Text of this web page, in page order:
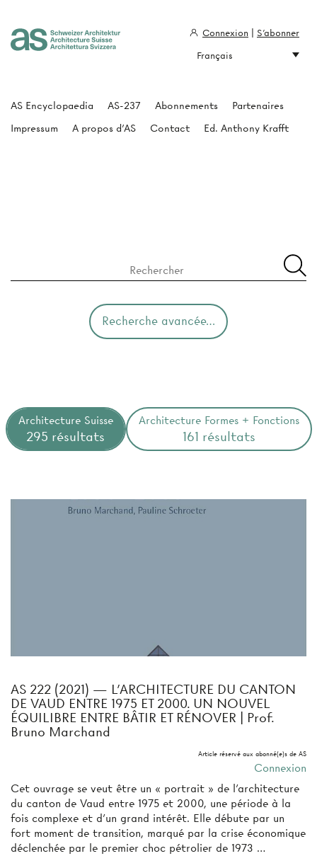
Recherche avancée…
Architecture Suisse
295 résultats
Architecture Formes + Fonctions
161 résultats
AS 222 (2021) — L’ARCHITECTURE DU CANTON
DE VAUD ENTRE 1975 ET 2000. UN NOUVEL
ÉQUILIBRE ENTRE BÂTIR ET RÉNOVER | Prof.
Bruno Marchand
Article réservé aux abonné(e)s de AS
Connexion
Cet ouvrage se veut être un « portrait » de l’architecture
du canton de Vaud entre 1975 et 2000, une période à la
fois complexe et d’un grand intérêt. Elle débute par un
fort moment de transition, marqué par la crise économique
déclenchée par le premier choc pétrolier de 1973 …
AS Encyclopaedia AS-237 Abonnements
Partenaires
Impressum
A propos d'AS Contact Ed. Anthony Krafft
Connexion
S'abonner
Français